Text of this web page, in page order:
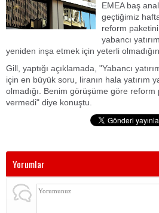
EMEA baş
geçtiğimiz
reform
yabancı
yeniden inşa etmek için yeterli
Gill, yaptığı açıklamada, "Yabancı
için en büyük soru, liranın hala yatırım
olmadığı. Benim görüşüme göre reform
vermedi" diye konuştu.
Yorumlar